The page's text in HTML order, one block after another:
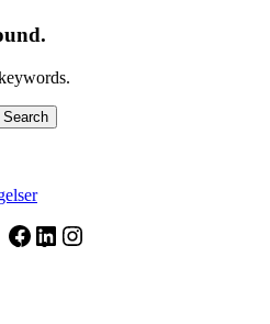
Search
Facebook
LinkedIn